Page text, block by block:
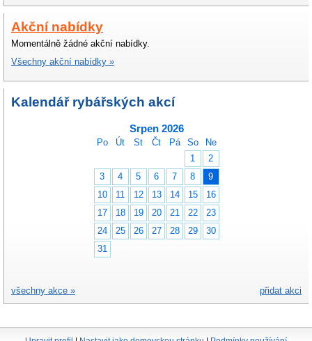
Akční nabídky
Momentálně žádné akční nabídky.
Všechny akční nabídky »
Kalendář rybářských akcí
Srpen 2026
Po Út St Čt Pá So
Ne
1
2
3
4 5 6 7 8
9
10
11 12 13 14 15
16
17
18 19 20 21 22
23
24
25 26 27 28 29
30
31
přidat akci
všechny akce »